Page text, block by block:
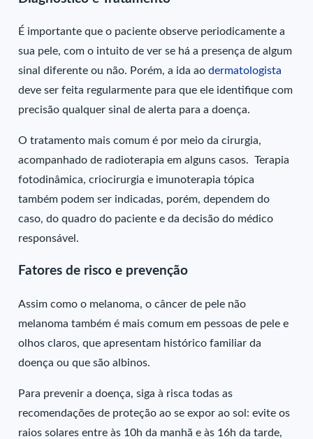
É importante que o paciente observe periodicamente a
sua pele, com o intuito de ver se há a presença de algum
sinal diferente ou não. Porém, a ida aodermatologista
deve ser feita regularmente para que ele identifique com
precisão qualquer sinal de alerta para a doença.
O tratamento mais comum é por meio da cirurgia,
acompanhado de radioterapia em alguns casos. Terapia
fotodinâmica, criocirurgia e imunoterapia tópica
também podem ser indicadas, porém, dependem do
caso, do quadro do paciente e da decisão do médico
responsável.
Fatores de risco e prevenção
Assim como o melanoma, o câncer de pele não
melanoma também é mais comum em pessoas de pele e
olhos claros, que apresentam histórico familiar da
doença ou que são albinos.
Para prevenir a doença, siga à risca todas as
recomendações de proteção ao se expor ao sol: evite os
raios solares entre às 10h da manhã e às 16h da tarde,